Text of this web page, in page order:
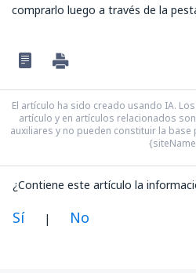
comprarlo luego a través de la
El artículo ha sido creado usando IA.
artículo y en artículos relacionados
auxiliares y no pueden constituir la
¿Contiene este artículo la
Sí | No